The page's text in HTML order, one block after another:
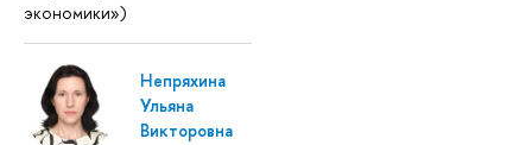
экономики»)
Непряхина
Ульяна
Викторовна